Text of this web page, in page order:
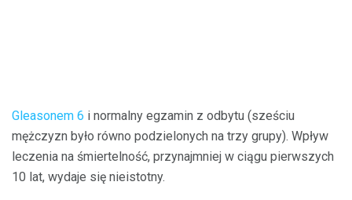
Gleasonem 6 i normalny egzamin z odbytu (sześciu
mężczyzn było równo podzielonych na trzy grupy). Wpływ
leczenia na śmiertelność, przynajmniej w ciągu pierwszych
10 lat, wydaje się nieistotny.